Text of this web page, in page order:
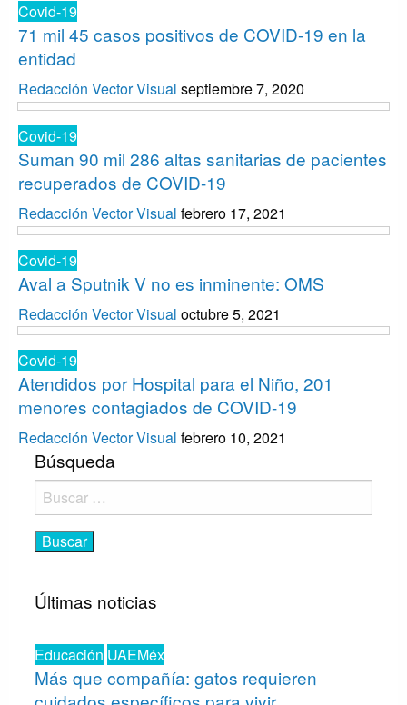
Covid-19
71 mil 45 casos positivos de COVID-19 en la
entidad
Redacción Vector Visual septiembre 7, 2020
Covid-19
Suman 90 mil 286 altas sanitarias de pacientes
recuperados de COVID-19
Redacción Vector Visual febrero 17, 2021
Covid-19
Aval a Sputnik V no es inminente: OMS
Redacción Vector Visual octubre 5, 2021
Covid-19
Atendidos por Hospital para el Niño, 201
menores contagiados de COVID-19
Redacción Vector Visual febrero 10, 2021
Búsqueda
Buscar:
Últimas noticias
Educación UAEMéx
Más que compañía: gatos requieren